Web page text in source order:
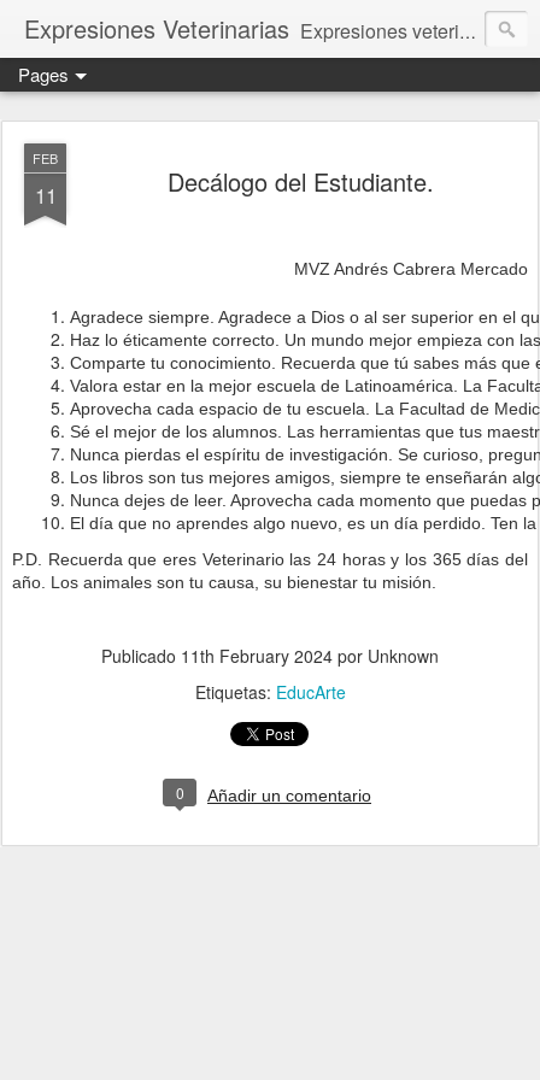
Expresiones Veterinarias Expresiones veterinarias es una publicación en linea de la biblioteca de la Facultad de Veterinaria y Zootecnia de la UNAM
Pages
FEB
11 Decálogo del Estudiante.
MVZ Andrés Cabrera Mercado
Agradece siempre. Agradece a Dios o al ser superior en el
Haz lo éticamente correcto. Un mundo mejor empieza con
Comparte tu conocimiento. Recuerda que tú sabes más
Valora estar en la mejor escuela de Latinoamérica. La
Aprovecha cada espacio de tu escuela. La Facultad de
Sé el mejor de los alumnos. Las herramientas que tus
Nunca pierdas el espíritu de investigación. Se curioso,
Los libros son tus mejores amigos, siempre te enseñarán
Nunca dejes de leer. Aprovecha cada momento que
El día que no aprendes algo nuevo, es un día perdido. Ten
P.D. Recuerda que eres Veterinario las 24 horas y los 365 días del
año. Los animales son tu causa, su bienestar tu misión.
Publicado 11th February 2024 por Unknown
Etiquetas: EducArte
0 Añadir un comentario